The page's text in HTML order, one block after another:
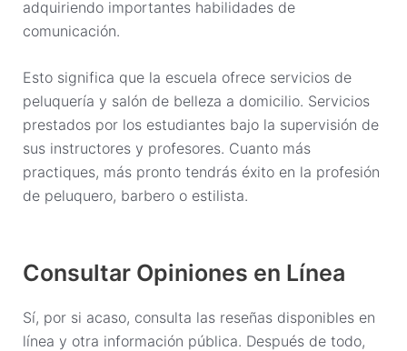
adquiriendo importantes habilidades de
comunicación.
Esto significa que la escuela ofrece servicios de
peluquería y salón de belleza a domicilio. Servicios
prestados por los estudiantes bajo la supervisión de
sus instructores y profesores. Cuanto más
practiques, más pronto tendrás éxito en la profesión
de peluquero, barbero o estilista.
Consultar Opiniones en Línea
Sí, por si acaso, consulta las reseñas disponibles en
línea y otra información pública. Después de todo,